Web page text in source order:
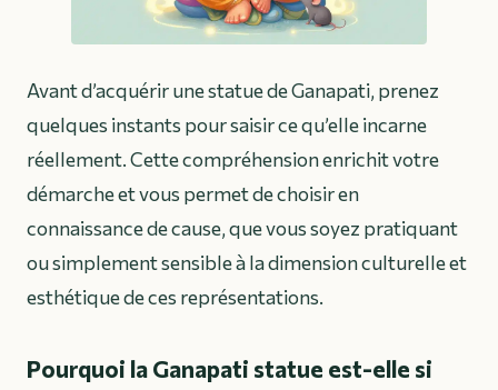
Avant d’acquérir une statue de Ganapati, prenez
quelques instants pour saisir ce qu’elle incarne
réellement. Cette compréhension enrichit votre
démarche et vous permet de choisir en
connaissance de cause, que vous soyez pratiquant
ou simplement sensible à la dimension culturelle et
esthétique de ces représentations.
Pourquoi la Ganapati statue est-elle si